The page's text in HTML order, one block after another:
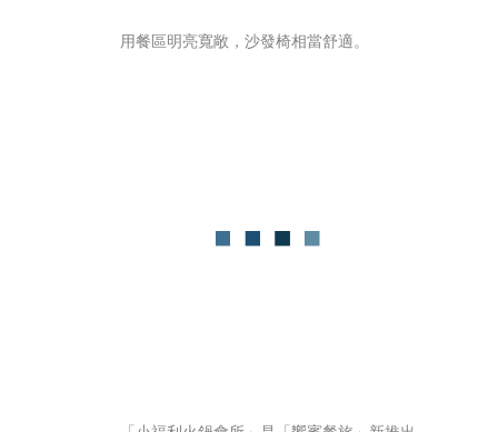
用餐區明亮寬敞，沙發椅相當舒適。